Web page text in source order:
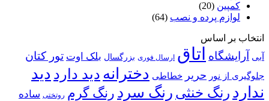
پرده و نصب (64)
اساس
اتاق ارسال فوری بزرگسال بلک اوت تور کتان
نور حریر خطاطی دخترانهدید دارددید
خنثیرنگ سردرنگ گرم روتختی ساده